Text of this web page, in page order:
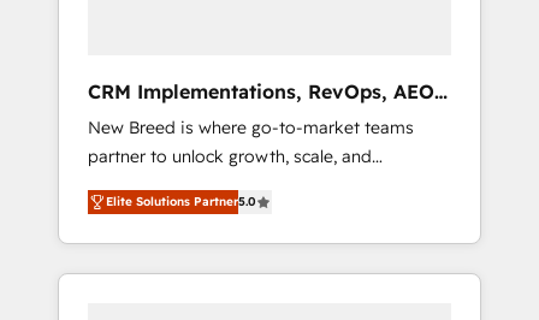
deployment of Breeze AI and custom agents
to automate growth. 🏆 Elite Excellence - 8
platform accreditations and deep HIPAA-
compliance expertise. - A team of 250+
experts dedicated to your resilient growth.
CRM Implementations, RevOps, AEO
+ Web, Demand Gen
New Breed is where go-to-market teams
partner to unlock growth, scale, and
transformation. We help companies activate
HubSpot’s AI-powered customer platform
and operationalize HubSpot’s Loop
Marketing framework through expert-led
Elite Solutions Partner5.0